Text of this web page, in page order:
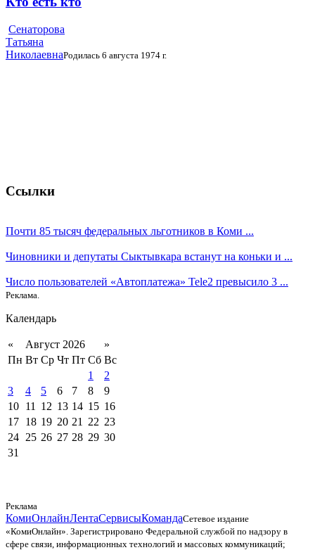
Сенаторова
Татьяна
НиколаевнаРодилась 6 августа 1974 г.
Ссылки
Почти 85 тысяч федеральных льготников в Коми ...
Чиновники и депутаты Сыктывкара встанут на коньки и ...
Число пользователей «Автоплатежа» Tele2 превысило 3 ...
Реклама.
Календарь
« Август 2026
»
Пн Вт Ср Чт Пт Сб Вс
1
2
3
4 5 6 7 8
9
10 11 12 13 14 15 16
17 18 19 20 21 22 23
24 25 26 27 28 29 30
31
Реклама
КомиОнлайнЛентаСервисыКомандаСетевое издание
«КомиОнлайн». Зарегистрировано Федеральной службой по надзору в
сфере связи, информационных технологий и массовых коммуникаций;